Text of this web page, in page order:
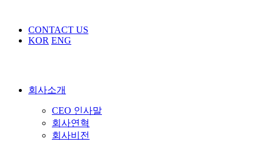
CONTACT US
KOR ENG
회사소개
CEO 인사말
회사연혁
회사비전